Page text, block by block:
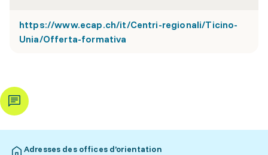
https://www.ecap.ch/it/Centri-regionali/Ticino-
Unia/Offerta-formativa
Adresses des offices d’orientation